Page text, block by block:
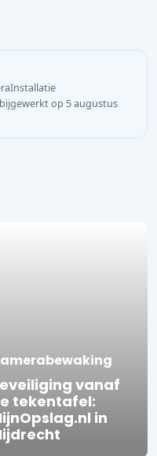
op 5 augustus
vanaf
tekentafel:
in